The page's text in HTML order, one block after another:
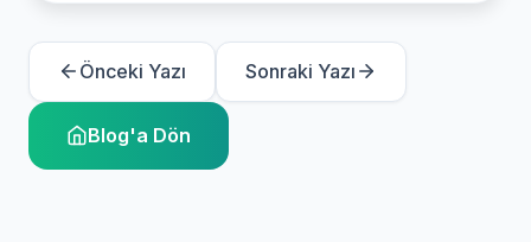
Önceki Yazı Sonraki Yazı
Blog'a Dön